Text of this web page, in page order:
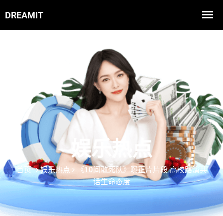
娱乐热点
首页 娱乐热点
《10间敢死队》曝正片片段 高校路演共
话生命态度